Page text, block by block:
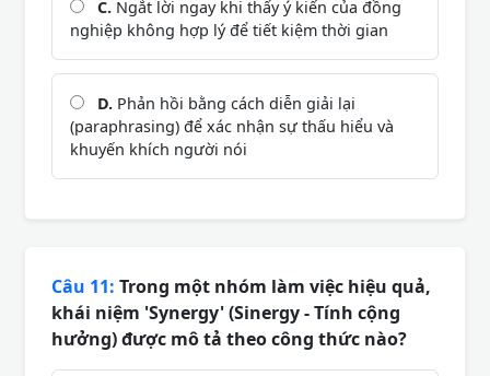
C. Ngắt lời ngay khi thấy ý kiến của đồng
nghiệp không hợp lý để tiết kiệm thời gian
D. Phản hồi bằng cách diễn giải lại
(paraphrasing) để xác nhận sự thấu hiểu và
khuyến khích người nói
Câu 11: Trong một nhóm làm việc hiệu quả,
khái niệm 'Synergy' (Sinergy - Tính cộng
hưởng) được mô tả theo công thức nào?